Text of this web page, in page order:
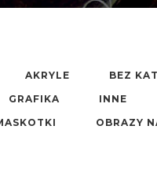
AKRYLE BEZ
GRAFIKA INNE
OBRAZY